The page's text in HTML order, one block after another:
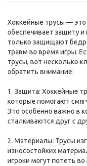
Хоккейные трусы —
обеспечивает защиту
только защищают
травм во время игры.
трусы, вот несколько
обратить внимание:
1. Защита: Хоккейные
которые помогают
Это особенно важно в
сталкиваются друг с
2. Материалы: Трусы
износостойких
игроки могут потеть